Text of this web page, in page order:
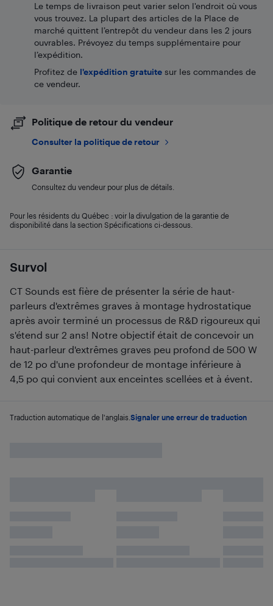
Survol
CT Sounds est fière de présenter la série de haut-
parleurs d'extrêmes graves à montage hydrostatique
après avoir terminé un processus de R&D rigoureux qui
s'étend sur 2 ans! Notre objectif était de concevoir un
haut-parleur d'extrêmes graves peu profond de 500 W
de 12 po d'une profondeur de montage inférieure à
4,5 po qui convient aux enceintes scellées et à évent.
Traduction automatique de l'anglais. Signaler une erreur de traduction
Le temps de livraison peut varier selon l'endroit où vous
vous trouvez. La plupart des articles de la Place de
marché quittent l’entrepôt du vendeur dans les 2 jours
ouvrables. Prévoyez du temps supplémentaire pour
l’expédition.
Profitez de l'expédition gratuite sur les commandes de
ce vendeur.
Politique de retour du vendeur
Consulter la politique de retour
Garantie
Consultez du vendeur pour plus de détails.
Pour les résidents du Québec : voir la divulgation de la garantie de
disponibilité dans la section Spécifications ci-dessous.